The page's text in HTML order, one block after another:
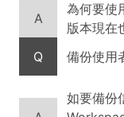
A
為何要使
版本現在
Q
備份使用
如要備份